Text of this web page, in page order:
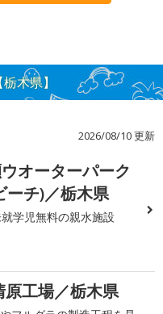
木県】
2026/08/10 更新
オーターパーク
ーチ)／栃木県
学児無料の親水施設
原工場／栃木県